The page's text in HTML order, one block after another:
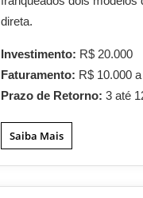
direta.
Investimento: R$ 20.000
Faturamento: R$ 10.000
Prazo de Retorno:3 até
Saiba Mais